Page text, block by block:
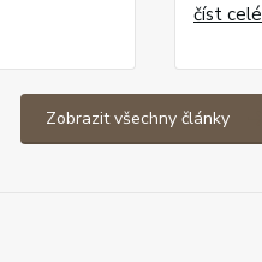
číst celé
Zobrazit všechny články